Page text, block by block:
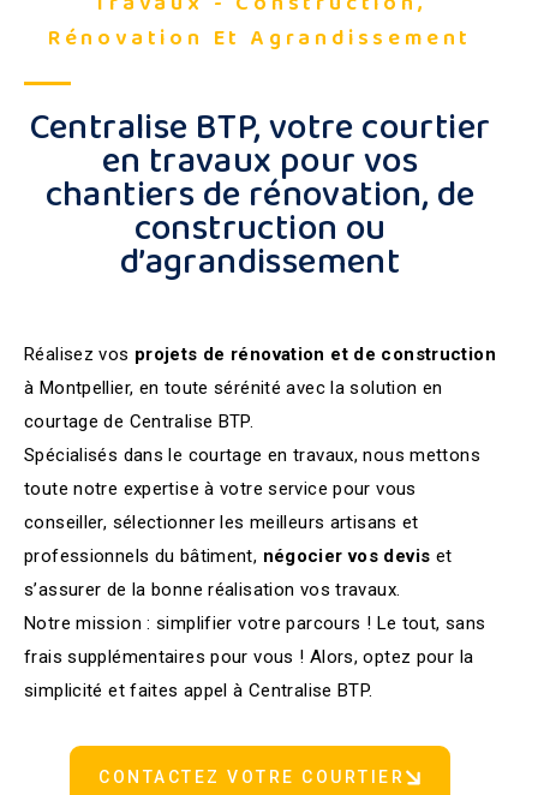
Rénovation Et Agrandissement
Centralise BTP, votre courtier
en travaux pour vos
chantiers de rénovation, de
construction ou
d’agrandissement
Réalisez vos projets de rénovation et de construction
à Montpellier, en toute sérénité avec la solution en
courtage de Centralise BTP.
Spécialisés dans le courtage en travaux, nous mettons
toute notre expertise à votre service pour vous
conseiller, sélectionner les meilleurs artisans et
professionnels du bâtiment, négocier vos devis et
s’assurer de la bonne réalisation vos travaux.
Notre mission : simplifier votre parcours ! Le tout, sans
frais supplémentaires pour vous ! Alors, optez pour la
simplicité et faites appel à Centralise BTP.
CONTACTEZ VOTRE COURTIER